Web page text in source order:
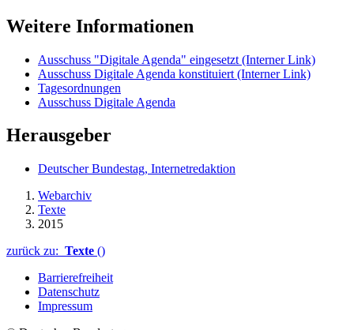
Weitere Informationen
Ausschuss "Digitale Agenda" eingesetzt (Interner Link)
Ausschuss Digitale Agenda konstituiert (Interner Link)
Tagesordnungen
Ausschuss Digitale Agenda
Herausgeber
Deutscher Bundestag, Internetredaktion
Webarchiv
Texte
2015
zurück zu: Texte ()
Barrierefreiheit
Datenschutz
Impressum